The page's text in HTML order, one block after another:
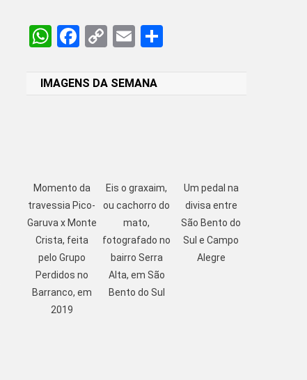
WhatsApp
Facebook
CopyEmail
IMAGENS DA SEMANA
Momento da
travessia Pico-
Garuva x Monte
Crista, feita
pelo Grupo
Perdidos no
Barranco, em
2019
Eis o graxaim,
ou cachorro do
mato,
fotografado no
bairro Serra
Alta, em São
Bento do Sul
Um pedal na
divisa entre
São Bento do
Sul e Campo
Alegre